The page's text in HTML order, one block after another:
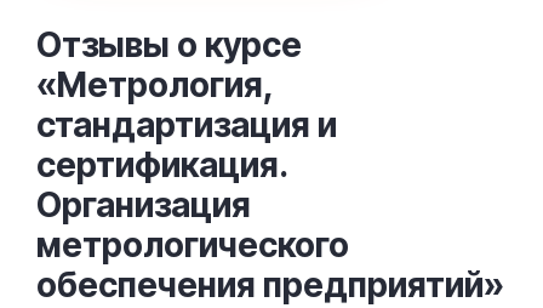
Отзывы о курсе
«Метрология,
стандартизация и
сертификация.
Организация
метрологического
обеспечения предприятий»